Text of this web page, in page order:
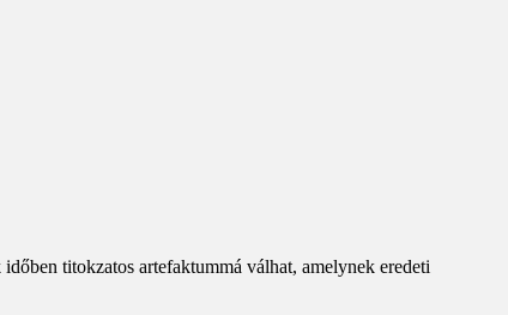
titokzatos artefaktummá válhat, amelynek eredeti